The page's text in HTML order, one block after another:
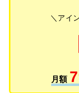
＼アイ
月額